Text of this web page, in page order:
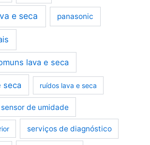
e seca panasonic
lava e seca
seca ruídos lava e seca
sensor de umidade
serviços de diagnóstico